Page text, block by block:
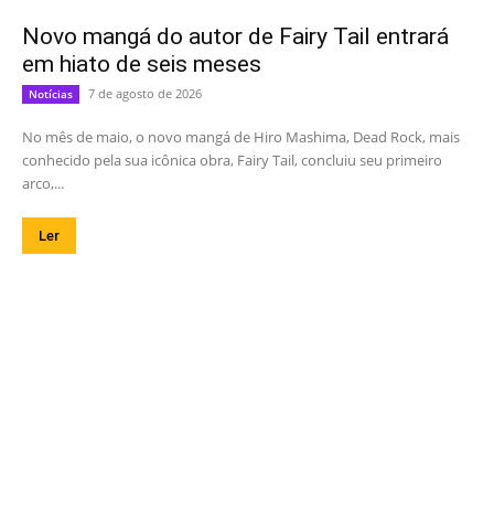
Novo mangá do autor de Fairy Tail entrará
em hiato de seis meses
Notícias 7 de agosto de 2026
No mês de maio, o novo mangá de Hiro Mashima, Dead Rock, mais
conhecido pela sua icônica obra, Fairy Tail, concluiu seu primeiro
arco,...
Ler